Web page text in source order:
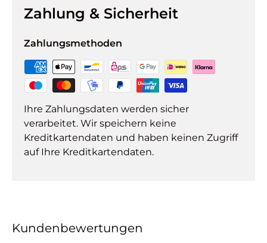
Zahlung & Sicherheit
Zahlungsmethoden
Ihre Zahlungsdaten werden sicher
verarbeitet. Wir speichern keine
Kreditkartendaten und haben keinen Zugriff
auf Ihre Kreditkartendaten.
Kundenbewertungen